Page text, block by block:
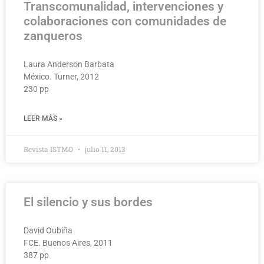
Transcomunalidad, intervenciones y
colaboraciones con comunidades de
zanqueros
Laura Anderson Barbata
México. Turner, 2012
230 pp
LEER MÁS »
Revista ISTMO julio 11, 2013
El silencio y sus bordes
David Oubiña
FCE. Buenos Aires, 2011
387 pp